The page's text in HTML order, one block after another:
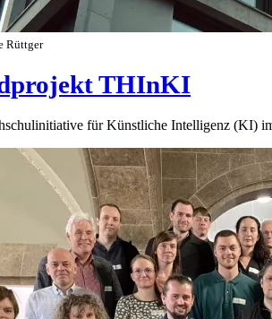
Rüttger
THInKI
für Künstliche Intelligenz (KI)